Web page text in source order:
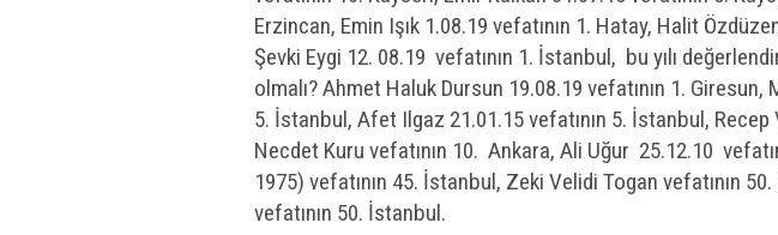
Erzincan, Emin Işık 1.08.19 vefatının 1. Hatay, Halit
Şevki Eygi 12. 08.19 vefatının 1. İstanbul, bu yılı
olmalı? Ahmet Haluk Dursun 19.08.19 vefatının 1. Giresun,
5. İstanbul, Afet Ilgaz 21.01.15 vefatının 5. İstanbul, Recep
Necdet Kuru vefatının 10. Ankara, Ali Uğur 25.12.10
1975) vefatının 45. İstanbul, Zeki Velidi Togan vefatının
vefatının 50. İstanbul.